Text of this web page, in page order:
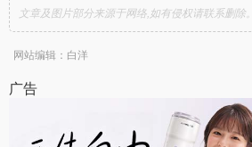
文章及图片部分来源于网络,如有侵权请联系删除。
网站编辑：白洋
广告